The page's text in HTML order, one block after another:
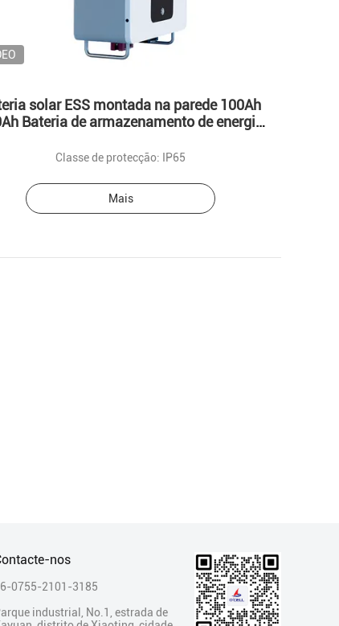
solar ESS montada na parede 100Ah
Bateria de armazenamento de energia
Classe de protecção: IP65
Mais
nos
0755-2101-3185
industrial, No.1, estrada de